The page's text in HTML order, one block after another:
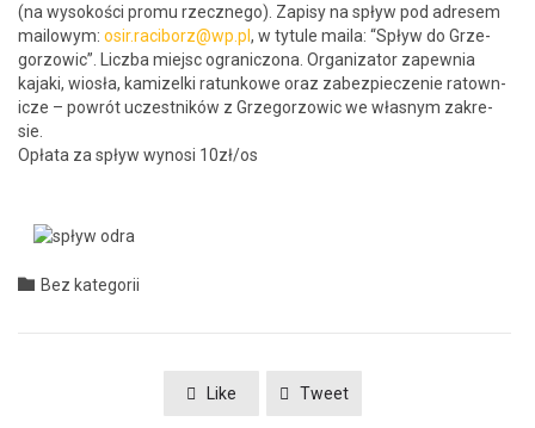
(na wysokoś­ci pro­mu rzecznego). Zapisy na spływ pod adresem
mailowym: osir.raciborz@wp.pl , w tytule maila: “Spływ do Grze­
gor­zow­ic”. Licz­ba miejsc ogranic­zona. Orga­ni­za­tor zapew­nia
kaja­ki, wiosła, kamizel­ki ratunkowe oraz zabez­piecze­nie ratown­
icze – powrót uczest­ników z Grze­gor­zow­ic we włas­nym zakre­
sie.
Opła­ta za spływ wynosi 10zł/os
 Category
Bez kategorii
Like Tweet